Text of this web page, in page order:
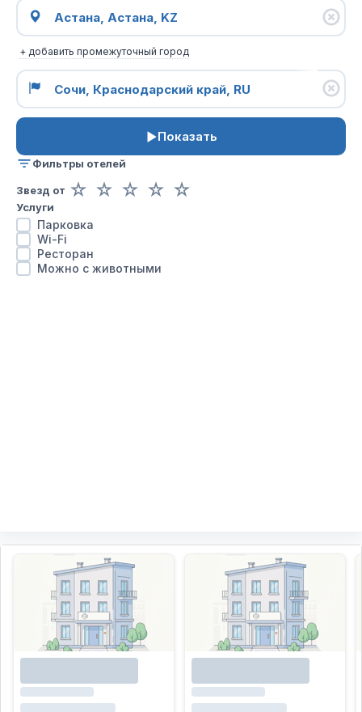
+ добавить промежуточный город
Показать
Фильтры отелей
Звезд от ☆ ☆ ☆ ☆ ☆
Услуги
Парковка
Wi-Fi
Ресторан
Можно с животными